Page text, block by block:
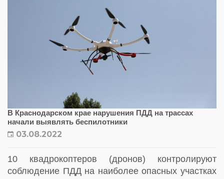
В Краснодарском крае нарушения ПДД на трассах
начали выявлять беспилотники
03.08.2022
10 квадрокоптеров (дронов) контролируют
соблюдение ПДД на наиболее опасных участках